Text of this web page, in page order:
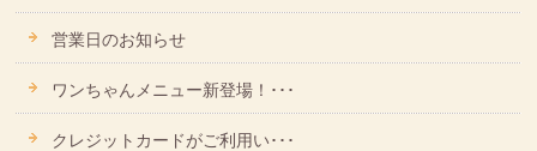
営業日のお知らせ
ワンちゃんメニュー新登場！･･･
クレジットカードがご利用い･･･